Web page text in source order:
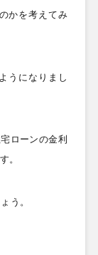
かを考えてみ
うになりまし
ローンの金利
。
う。